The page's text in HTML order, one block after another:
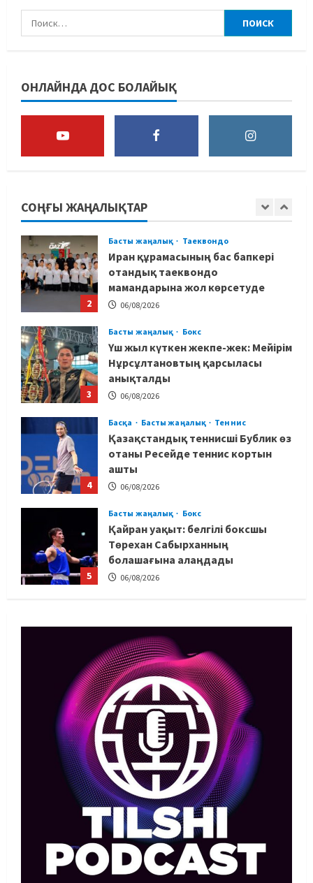
ОНЛАЙНДА ДОС БОЛАЙЫҚ
СОҢҒЫ ЖАҢАЛЫҚТАР
ашты
Төрехан Сабырханның
болашағына алаңдады
1 06/08/2026
2
Басты жаңалық Таеквондо
Иран құрамасының бас бапкері
отандық таеквондо
мамандарына жол көрсетуде
06/08/2026
3
Басты жаңалық Бокс
Үш жыл күткен жекпе-жек: Мейірім
Нұрсұлтановтың қарсыласы
анықталды
06/08/2026
4
Басқа Басты жаңалық Теннис
Қазақстандық теннисші Бублик өз
отаны Ресейде теннис кортын
ашты
06/08/2026
5
Басты жаңалық Бокс
Қайран уақыт: белгілі боксшы
Төрехан Сабырханның
болашағына алаңдады
06/08/2026
1
чемпионаты: Ел намысын кімдер
қорғайды?
06/08/2026
2
Басты жаңалық Таеквондо
Иран құрамасының бас бапкері
отандық таеквондо
мамандарына жол көрсетуде
06/08/2026
3
Басты жаңалық Бокс
Үш жыл күткен жекпе-жек: Мейірім
Нұрсұлтановтың қарсыласы
анықталды
06/08/2026
Басқа Басты жаңалық Теннис